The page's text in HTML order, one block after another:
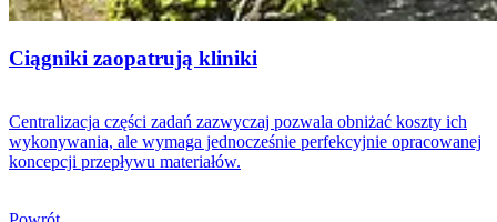
Ciągniki zaopatrują kliniki
Centralizacja części zadań zazwyczaj pozwala obniżać koszty ich
wykonywania, ale wymaga jednocześnie perfekcyjnie opracowanej
koncepcji przepływu materiałów.